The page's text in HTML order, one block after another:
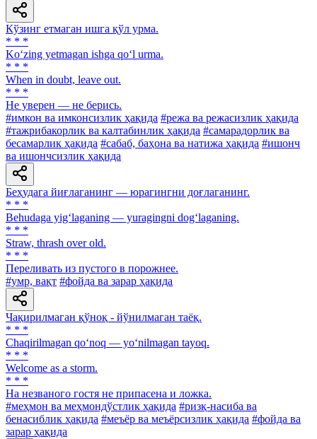
Кўзинг етмаган ишга қўл урма.
* * *
Ko‘zing yetmagan ishga qo‘l urma.
* * *
When in doubt, leave out.
* * *
He уверен — не берись.
#имкон ва имконсизлик ҳақида #режа ва режасизлик ҳақида
#тажрибакорлик ва калтабинлик ҳақида #самарадорлик ва
бесамарлик ҳақида #сабаб, баҳона ва натижа ҳақида #ишонч
ва ишончсизлик ҳақида
Беҳудага йиғлаганинг — юрагингни доғлаганинг.
* * *
Behudaga yig‘laganing — yuragingni dog‘laganing.
* * *
Straw, thrash over old.
* * *
Переливать из пустого в порожнее.
#умр, вақт #фойда ва зарар ҳақида
Чақирилмаган қўноқ - йўнилмаган таёқ.
* * *
Chaqirilmagan qo‘noq — yo‘nilmagan tayoq.
* * *
Welcome as a storm.
* * *
Ha незваного гостя не припасена и ложка.
#меҳмон ва меҳмондўстлик ҳақида #ризқ-насиба ва
бенасиблик ҳақида #меъёр ва меъёрсизлик ҳақида #фойда ва
зарар ҳақида